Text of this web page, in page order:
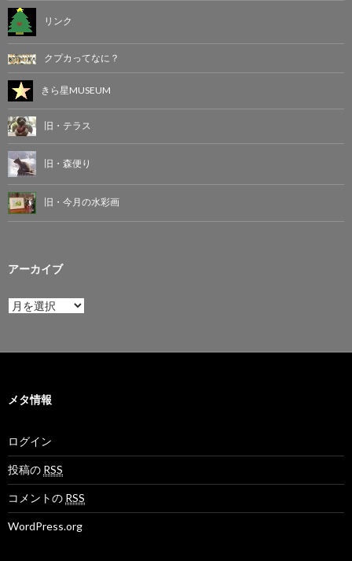
リンク
クプカってなに？
きら星MUSEUM
旧・テラス
旧・森便り
旧・今月の水彩画
アーカイブ
ア
メタ情報
ログイン
投稿の RSS
コメントの RSS
WordPress.org